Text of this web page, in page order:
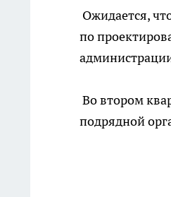
Ожидается,
по
Во втором
подрядной